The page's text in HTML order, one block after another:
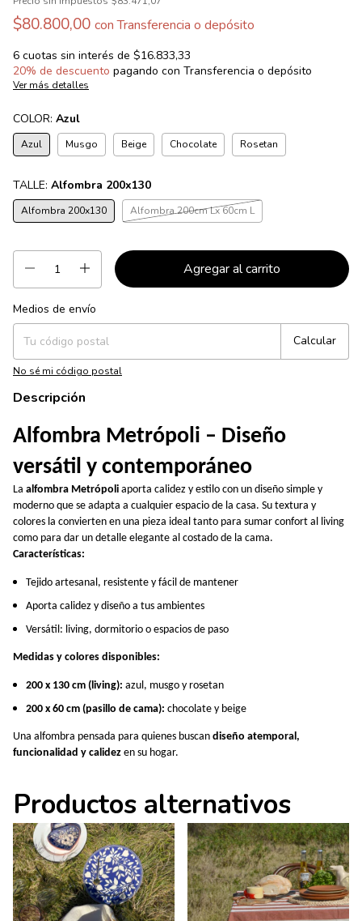
$80.800,00 con Transferencia o depósito
6 cuotas sin interés de $16.833,33
20% de descuento pagando con Transferencia o depósito
Ver más detalles
COLOR: Azul
Azul Musgo Beige Chocolate Rosetan
TALLE: Alfombra 200x130
Alfombra 200x130 Alfombra 200cm Lx 60cm L
Entregas para el CP:
Medios de envío
Calcular
No sé mi código postal
Descripción
Alfombra Metrópoli – Diseño
versátil y contemporáneo
La alfombra Metrópoli aporta calidez y estilo con un diseño simple y
moderno que se adapta a cualquier espacio de la casa. Su textura y
colores la convierten en una pieza ideal tanto para sumar confort al living
como para dar un detalle elegante al costado de la cama.
Características:
Tejido artesanal, resistente y fácil de mantener
Aporta calidez y diseño a tus ambientes
Versátil: living, dormitorio o espacios de paso
Medidas y colores disponibles:
200 x 130 cm (living): azul, musgo y rosetan
200 x 60 cm (pasillo de cama): chocolate y beige
Una alfombra pensada para quienes buscan diseño atemporal,
funcionalidad y calidez en su hogar.
Productos alternativos